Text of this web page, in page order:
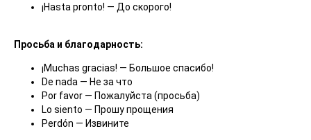
¡Hasta pronto! — До скорого!
Просьба и благодарность:
¡Muchas gracias! — Большое спасибо!
De nada — Не за что
Por favor — Пожалуйста (просьба)
Lo siento — Прошу прощения
Perdón — Извините